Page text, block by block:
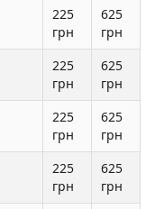
225
грн
625
грн
225
грн
625
грн
225
грн
625
грн
225
грн
625
грн